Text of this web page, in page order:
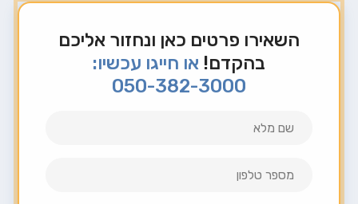
השאירו פרטים כאן ונחזור אליכם
בהקדם! או חייגו עכשיו:
050-382-3000